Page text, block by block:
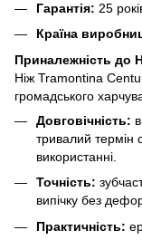
Гарантія: 25
Країна
Приналежність до
Ніж Tramontina
громадського
Довговічність:
тривалий термін
використанні.
Точність:
випічку без
Практичність: